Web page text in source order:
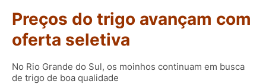
Preços do trigo avançam com
oferta seletiva
No Rio Grande do Sul, os moinhos continuam em busca
de trigo de boa qualidade